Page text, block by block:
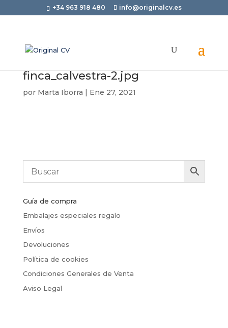
+34 963 918 480 info@originalcv.es
finca_calvestra-2.jpg
por Marta Iborra | Ene 27, 2021
Guía de compra
Embalajes especiales regalo
Envíos
Devoluciones
Política de cookies
Condiciones Generales de Venta
Aviso Legal